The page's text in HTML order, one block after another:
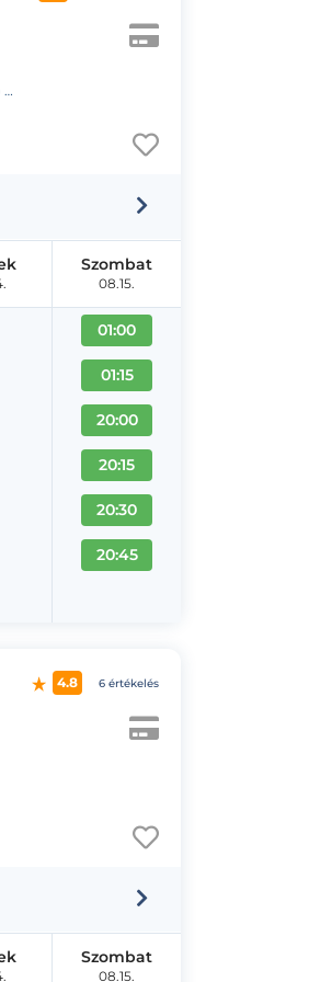
Szombat
08.15.
01:00
01:15
20:00
20:15
20:30
20:45
4.8 6 értékelés
Szombat
08.15.